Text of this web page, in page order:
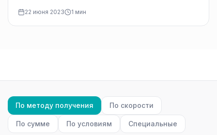
популярным способом решения…
22 июня 2023 1 мин
По методу получения По скорости
По сумме По условиям Специальные